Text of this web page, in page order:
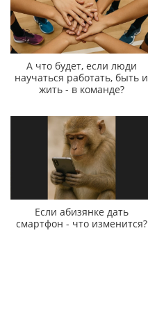
А что будет, если люди
научаться работать, быть и
жить - в команде?
Если абизянке дать
смартфон - что изменится?